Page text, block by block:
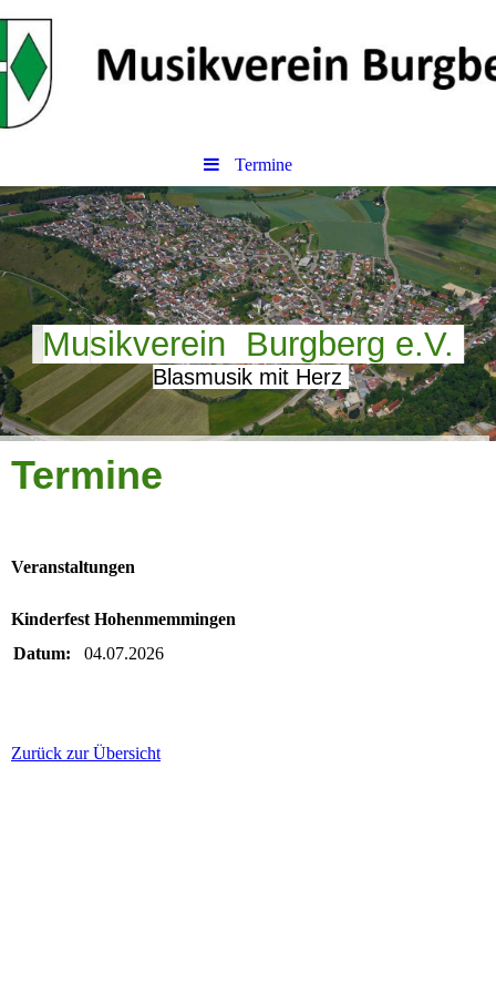
Termine
Musikverein Burgberg e.V.
Blasmusik mit Herz
Termine
Veranstaltungen
Kinderfest Hohenmemmingen
Datum:
04.07.2026
Zurück zur Übersicht